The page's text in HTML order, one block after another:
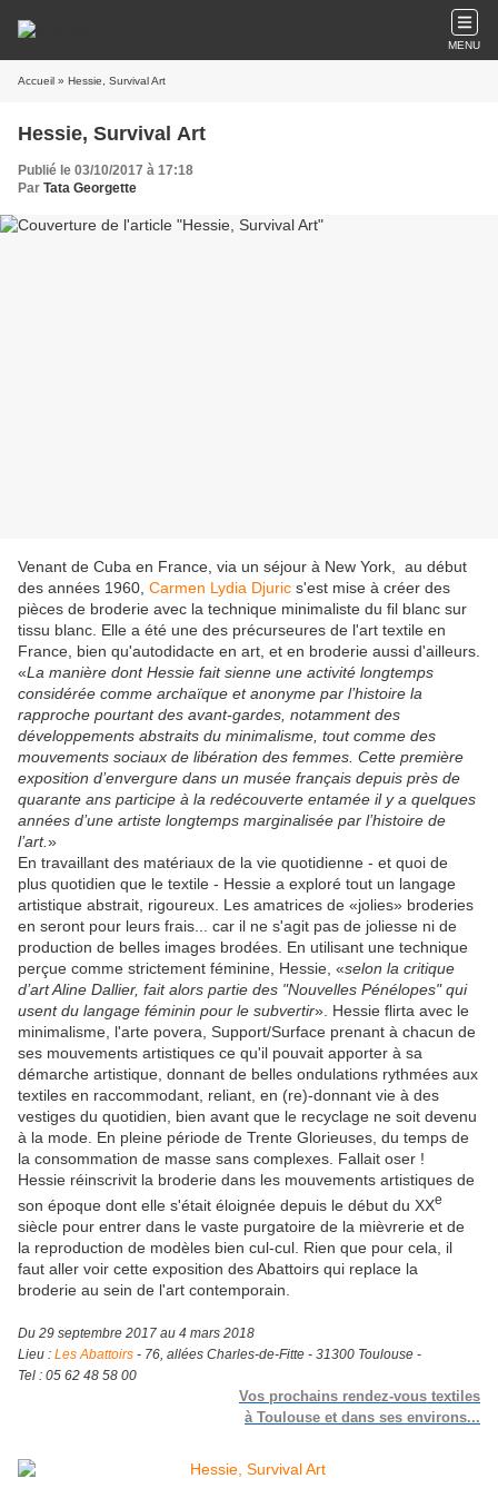
MENU
Accueil » Hessie, Survival Art
Hessie, Survival Art
Publié le 03/10/2017 à 17:18
Par Tata Georgette
Venant de Cuba en France, via un séjour à New York, au début
des années 1960, Carmen Lydia Djuric s'est mise à créer des
pièces de broderie avec la technique minimaliste du fil blanc sur
tissu blanc. Elle a été une des précurseures de l'art textile en
France, bien qu'autodidacte en art, et en broderie aussi d'ailleurs.
«La manière dont Hessie fait sienne une activité longtemps
considérée comme archaïque et anonyme par l’histoire la
rapproche pourtant des avant-gardes, notamment des
développements abstraits du minimalisme, tout comme des
mouvements sociaux de libération des femmes. Cette première
exposition d’envergure dans un musée français depuis près de
quarante ans participe à la redécouverte entamée il y a quelques
années d’une artiste longtemps marginalisée par l’histoire de
l’art.»
En travaillant des matériaux de la vie quotidienne - et quoi de
plus quotidien que le textile - Hessie a exploré tout un langage
artistique abstrait, rigoureux. Les amatrices de «jolies» broderies
en seront pour leurs frais... car il ne s'agit pas de joliesse ni de
production de belles images brodées. En utilisant une technique
perçue comme strictement féminine, Hessie, «selon la critique
d’art Aline Dallier, fait alors partie des "Nouvelles Pénélopes" qui
usent du langage féminin pour le subvertir». Hessie flirta avec le
minimalisme, l'arte povera, Support/Surface prenant à chacun de
ses mouvements artistiques ce qu'il pouvait apporter à sa
démarche artistique, donnant de belles ondulations rythmées aux
textiles en raccommodant, reliant, en (re)-donnant vie à des
vestiges du quotidien, bien avant que le recyclage ne soit devenu
à la mode. En pleine période de Trente Glorieuses, du temps de
la consommation de masse sans complexes. Fallait oser !
Hessie réinscrivit la broderie dans les mouvements artistiques de
son époque dont elle s'était éloignée depuis le début du XXe
siècle pour entrer dans le vaste purgatoire de la mièvrerie et de
la reproduction de modèles bien cul-cul. Rien que pour cela, il
faut aller voir cette exposition des Abattoirs qui replace la
broderie au sein de l'art contemporain.
Du 29 septembre 2017 au 4 mars 2018
Lieu : Les Abattoirs - 76, allées Charles-de-Fitte - 31300 Toulouse -
Tel : 05 62 48 58 00
Vos prochains rendez-vous textiles
à Toulouse et dans ses environs...